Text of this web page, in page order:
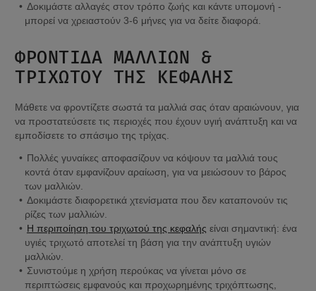
Δοκιμάστε αλλαγές στον τρόπο ζωής και κάντε υπομονή -
μπορεί να χρειαστούν 3-6 μήνες για να δείτε διαφορά.
ΦΡΟΝΤΊΔΑ ΜΑΛΛΙΏΝ &
ΤΡΙΧΩΤΟΎ ΤΗΣ ΚΕΦΑΛΉΣ
Μάθετε να φροντίζετε σωστά τα μαλλιά σας όταν αραιώνουν, για
να προστατεύσετε τις περιοχές που έχουν υγιή ανάπτυξη και να
εμποδίσετε το σπάσιμο της τρίχας.
Πολλές γυναίκες αποφασίζουν να κόψουν τα μαλλιά τους
κοντά όταν εμφανίζουν αραίωση, για να μειώσουν το βάρος
των μαλλιών.
Δοκιμάστε διαφορετικά χτενίσματα που δεν καταπονούν τις
ρίζες των μαλλιών.
Η περιποίηση του τριχωτού της κεφαλής είναι σημαντική: ένα
υγιές τριχωτό αποτελεί τη βάση για την ανάπτυξη υγιών
μαλλιών.
Συνιστούμε η χρήση περούκας να γίνεται μόνο σε
περιπτώσεις εμφανούς και προχωρημένης τριχόπτωσης,